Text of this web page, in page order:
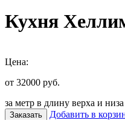
Кухня
Цена:
от 32000 руб.
за метр в длину верха и
Заказать Добавить в